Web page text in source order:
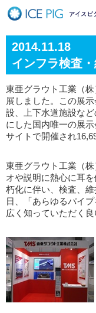
2014.11.18
インフラ検査
東亜グラウト工業（
展しました。この展
設、上下水道施設な
にした国内唯一の展
サイトで開催され
東亜グラウト工業（
オや説明に熱心に耳
朽化に伴い、検査、
日、「あらゆるパイ
広く知っていただく